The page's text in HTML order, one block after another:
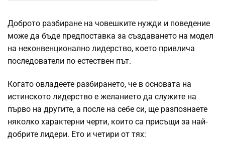
Доброто разбиране на човешките нужди и поведение
може да бъде предпоставка за създаването на модел
на неконвенционално лидерство, което привлича
последователи по естествен път.
Когато овладеете разбирането, че в основата на
истинското лидерство е желанието да служите на
първо на другите, а после на себе си, ще разпознаете
няколко характерни черти, които са присъщи за най-
добрите лидери. Ето и четири от тях: